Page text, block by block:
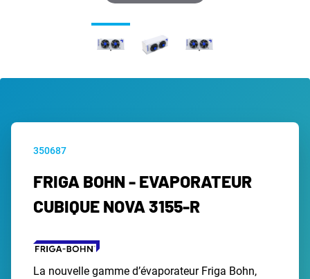
350687
FRIGA BOHN - EVAPORATEUR
CUBIQUE NOVA 3155-R
La nouvelle gamme d’évaporateur Friga Bohn,